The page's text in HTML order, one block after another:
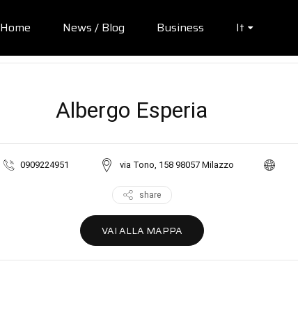
Home News / Blog Business It
Albergo Esperia
0909224951 via Tono, 158 98057 Milazzo
share
VAI ALLA MAPPA